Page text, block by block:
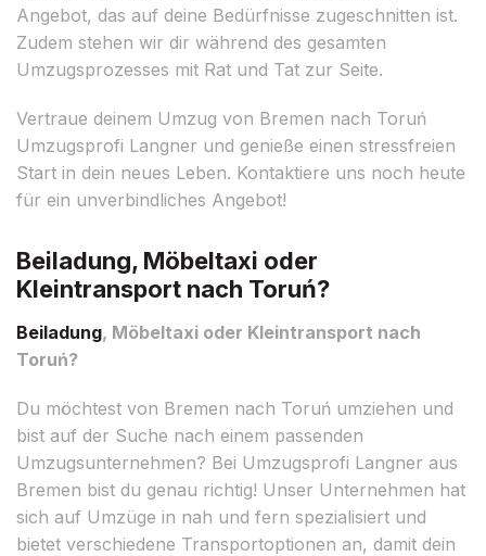
Angebot, das auf deine Bedürfnisse zugeschnitten ist.
Zudem stehen wir dir während des gesamten
Umzugsprozesses mit Rat und Tat zur Seite.
Vertraue deinem Umzug von Bremen nach Toruń
Umzugsprofi Langner und genieße einen stressfreien
Start in dein neues Leben. Kontaktiere uns noch heute
für ein unverbindliches Angebot!
Beiladung, Möbeltaxi oder
Kleintransport nach Toruń?
Beiladung, Möbeltaxi oder Kleintransport nach
Toruń?
Du möchtest von Bremen nach Toruń umziehen und
bist auf der Suche nach einem passenden
Umzugsunternehmen? Bei Umzugsprofi Langner aus
Bremen bist du genau richtig! Unser Unternehmen hat
sich auf Umzüge in nah und fern spezialisiert und
bietet verschiedene Transportoptionen an, damit dein